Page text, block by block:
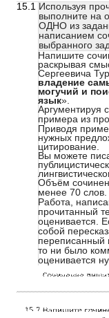
15.1 Используя
выполните на
ОДНО из
написанием
выбранного
Напишите
раскрывая
Сергеевича
владение
могучий и
язык».
Аргументируя
примера из
Приводя
нужных
цитирование.
Вы можете
Объём
менее 70 слов.
Работа,
прочитанный
оценивается.
собой
переписанный
то ни было
оценивается